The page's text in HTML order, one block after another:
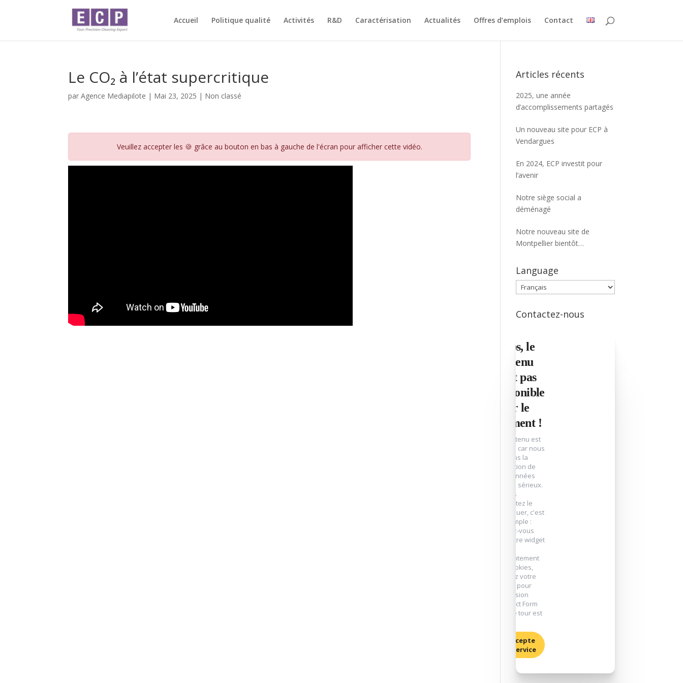
Accueil Politique qualité Activités R&D Caractérisation Actualités Offres d’emplois Contact
Le CO₂ à l’état supercritique
parAgence Mediapilote | Mai 23, 2025 | Non classé
Veuillez accepter les 🍪 grâce au bouton en bas à gauche de l'écran pour afficher cette vidéo.
Articles récents
2025, une année
d’accomplissements partagés
Un nouveau site pour ECP à
Vendargues
En 2024, ECP investit pour
l’avenir
Notre siège social a
déménagé
Notre nouveau site de
Montpellier bientôt
Language
Language
Contactez-nous
Oups, le
contenu
n'est pas
disponible
pour le
moment !
Ce contenu est
bloqué car nous
prenons la
protection de
vos données
très au sérieux.
Si vous
souhaitez le
débloquer, c'est
très simple :
rendez-vous
sur notre widget
consentement
des cookies,
donnez votre
accord pour
l'extension
"Contact Form
7". Et le tour est
J'accepte
ce service